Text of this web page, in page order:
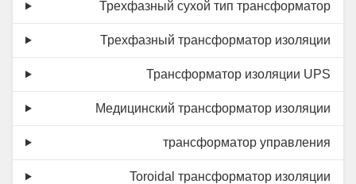
Трехфазный сухой тип трансформатор
Трехфазный трансформатор изоляции
Трансформатор изоляции UPS
Медицинский трансформатор изоляции
трансформатор управления
Toroidal трансформатор изоляции